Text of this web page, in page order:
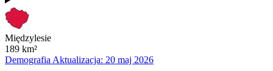
Międzylesie
189 km²
Demografia Aktualizacja: 20 maj 2026